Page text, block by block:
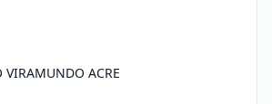
VIRAMUNDO ACRE